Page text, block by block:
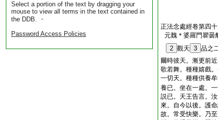
Select a portion of the text by dragging your
mouse to view all terms in the text contained in
the DDB. ・
Password Access Policies
正法念處經卷第四
元魏＊婆羅門瞿曇
2 觀天 3 品之
爾時彼天。漸更前
歌若舞。種種嬉戲
一切天。種種供養
養已。坐在一處。
説已。天王告言。
來。自今以後。護
故。常受快樂。乃